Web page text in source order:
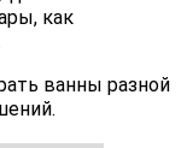
как
ванны разной